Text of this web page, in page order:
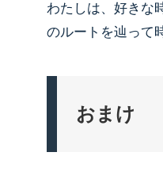
わたしは、好きな
のルートを辿って
おまけ